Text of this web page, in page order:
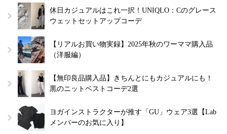
休日カジュアルはこれ一択！UNIQLO：Cのグレース
ウェットセットアップコーデ
【リアルお買い物実録】2025年秋のワーママ購入品
（洋服編）
【無印良品購入品】きちんとにもカジュアルにも！
黒のニットベストコーデ2選
ヨガインストラクターが推す「GU」ウェア3選【Lab
メンバーのお気に入り】